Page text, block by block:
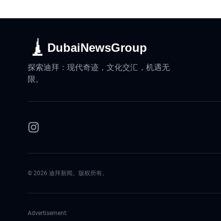
DubaiNewsGroup
探索迪拜：现代奇迹，文化交汇，机遇无
限。
© 2026 迪拜新闻。版权所有。
Advertisement: